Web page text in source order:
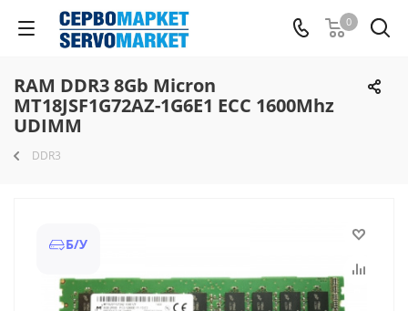
0
RAM DDR3 8Gb Micron
MT18JSF1G72AZ-1G6E1 ECC 1600Mhz
UDIMM
DDR3
Б/У